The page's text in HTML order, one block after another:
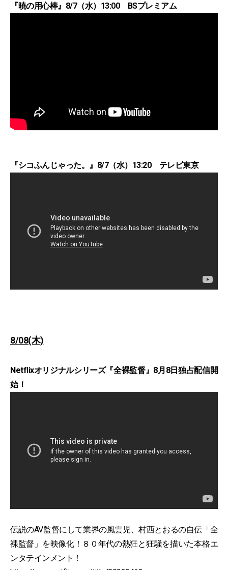
『暁の用心棒』8/7（水）13:00 BSプレミアム
『シコふんじゃった。』8/7（水）13:20 テレビ東京
8/08(木)
Netflixオリジナルシリーズ『全裸監督』8月8日独占配信開
始！
伝説のAV監督にして業界の風雲児、村西とおるの自伝「全
裸監督」を映像化！８０年代の熱狂と狂騒を描いた本格エ
ンタテインメント！